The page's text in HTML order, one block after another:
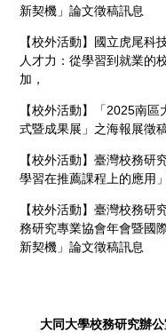
新契機」論文徵稿訊息
【校外活動】國立虎尾
人才力：從學習到就業的
加，
【校外活動】「2025南
式暨成果展」之海報展徵
【校外活動】臺灣校務
學習在推薦課程上的應用
【校外活動】臺灣校務研
務研究專業協會年會暨國
新契機」論文徵稿訊息
大同大學校務研究